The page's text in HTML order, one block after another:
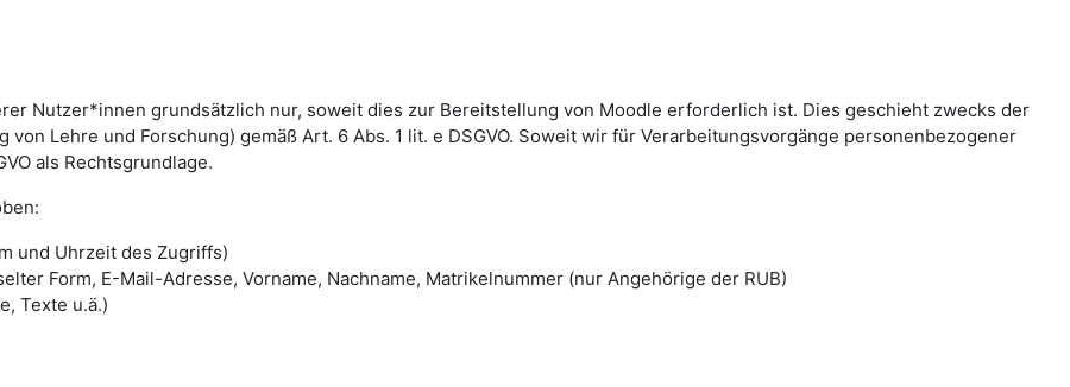
Nutzer*innen grundsätzlich nur, soweit dies zur Bereitstellung von Moodle erforderlich ist. Dies geschieht zwecks der
Lehre und Forschung) gemäß Art. 6 Abs. 1 lit. e DSGVO. Soweit wir für Verarbeitungsvorgänge personenbezogener
als Rechtsgrundlage.
und Uhrzeit des Zugriffs)
Form, E-Mail-Adresse, Vorname, Nachname, Matrikelnummer (nur Angehörige der RUB)
Texte u.ä.)